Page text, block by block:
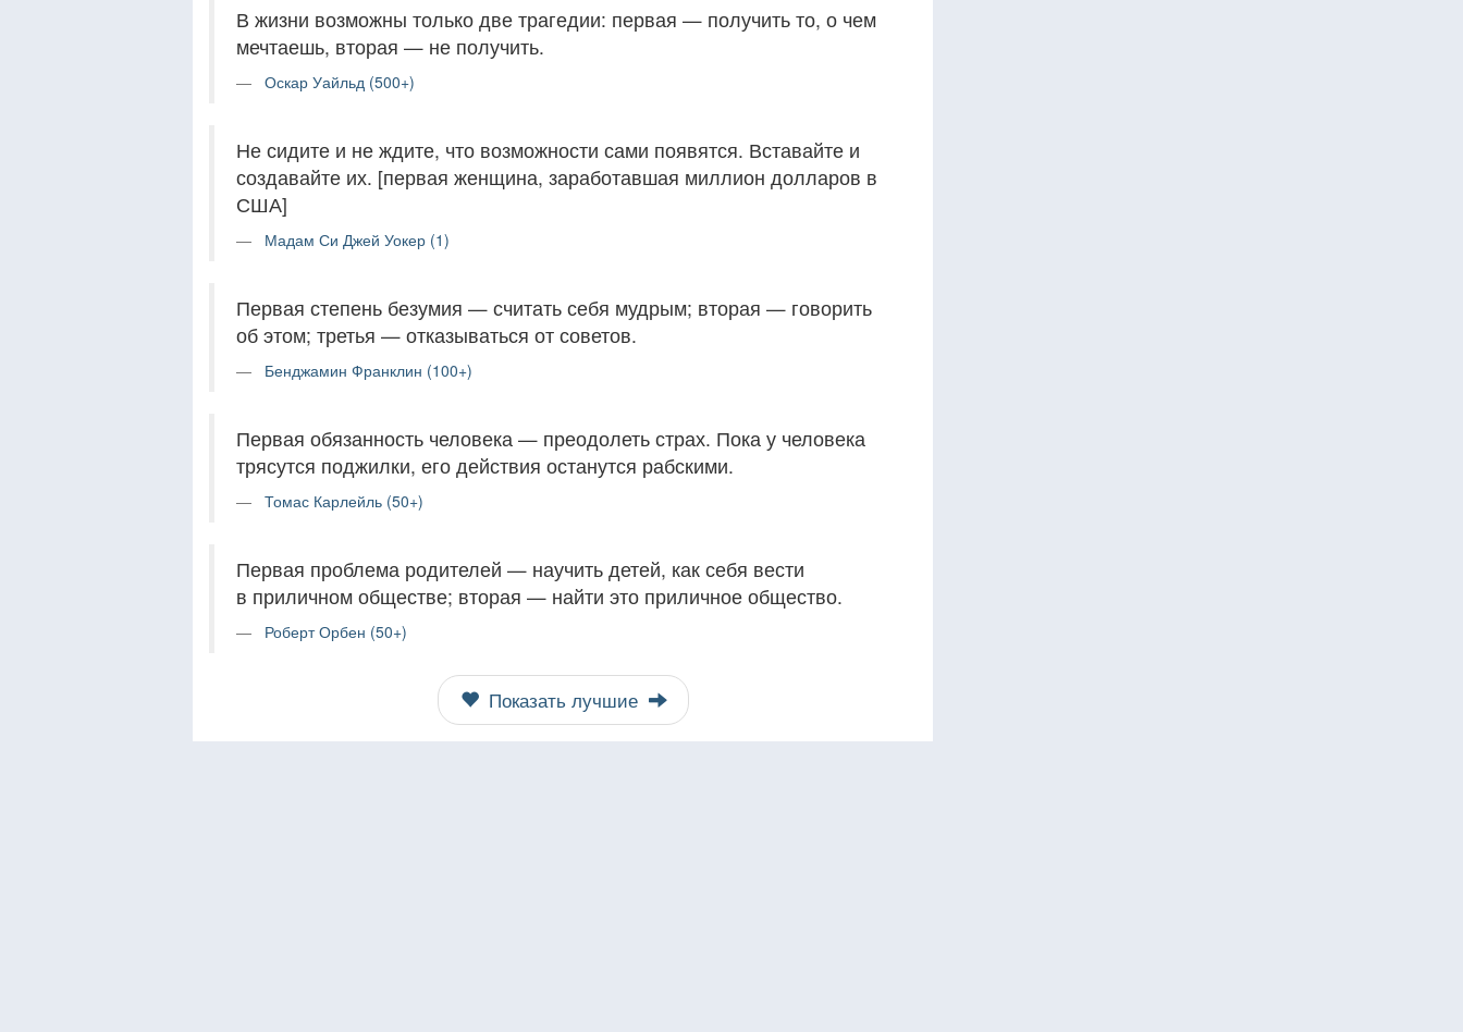
В жизни возможны только две трагедии: первая — получить то, о чем
мечтаешь, вторая — не получить.
Оскар Уайльд (500+)
Не сидите и не ждите, что возможности сами появятся. Вставайте и
создавайте их. [первая женщина, заработавшая миллион долларов в
США]
Мадам Си Джей Уокер (1)
Первая степень безумия — считать себя мудрым; вторая — говорить
об этом; третья — отказываться от советов.
Бенджамин Франклин (100+)
Первая обязанность человека — преодолеть страх. Пока у человека
трясутся поджилки, его действия останутся рабскими.
Томас Карлейль (50+)
Первая проблема родителей — научить детей, как себя вести
в приличном обществе; вторая — найти это приличное общество.
Роберт Орбен (50+)
Показать лучшие